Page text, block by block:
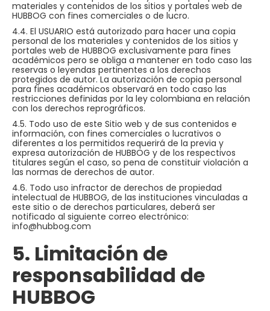
materiales y contenidos de los sitios y portales web de
HUBBOG con fines comerciales o de lucro.
4.4. El USUARIO está autorizado para hacer una copia
personal de los materiales y contenidos de los sitios y
portales web de HUBBOG exclusivamente para fines
académicos pero se obliga a mantener en todo caso las
reservas o leyendas pertinentes a los derechos
protegidos de autor. La autorización de copia personal
para fines académicos observará en todo caso las
restricciones definidas por la ley colombiana en relación
con los derechos reprográficos.
4.5. Todo uso de este Sitio web y de sus contenidos e
información, con fines comerciales o lucrativos o
diferentes a los permitidos requerirá de la previa y
expresa autorización de HUBBOG y de los respectivos
titulares según el caso, so pena de constituir violación a
las normas de derechos de autor.
4.6. Todo uso infractor de derechos de propiedad
intelectual de HUBBOG, de las instituciones vinculadas a
este sitio o de derechos particulares, deberá ser
notificado al siguiente correo electrónico:
info@hubbog.com
5. Limitación de
responsabilidad de
HUBBOG